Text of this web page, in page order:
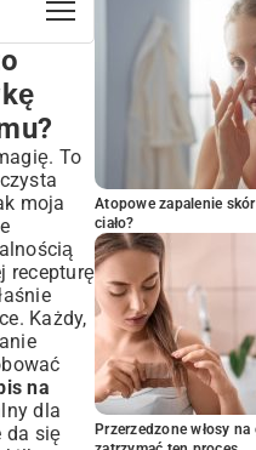
To
moja
recepturę
Każdy,
na
dla
da się
Atopowe zapalenie
ciało?
Przerzedzone włosy